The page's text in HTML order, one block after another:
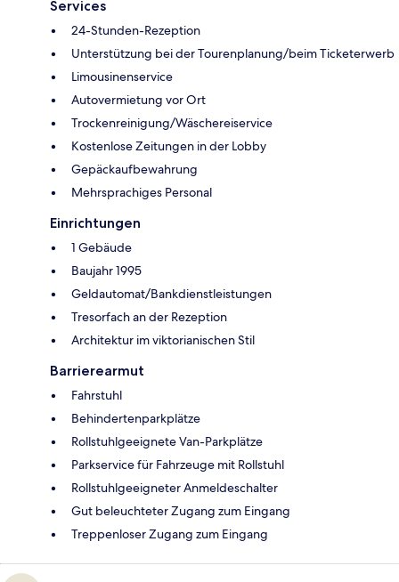
Services
24-Stunden-Rezeption
Unterstützung bei der Tourenplanung/beim Ticketerwerb
Limousinenservice
Autovermietung vor Ort
Trockenreinigung/Wäschereiservice
Kostenlose Zeitungen in der Lobby
Gepäckaufbewahrung
Mehrsprachiges Personal
Einrichtungen
1 Gebäude
Baujahr 1995
Geldautomat/Bankdienstleistungen
Tresorfach an der Rezeption
Architektur im viktorianischen Stil
Barrierearmut
Fahrstuhl
Behindertenparkplätze
Rollstuhlgeeignete Van-Parkplätze
Parkservice für Fahrzeuge mit Rollstuhl
Rollstuhlgeeigneter Anmeldeschalter
Gut beleuchteter Zugang zum Eingang
Treppenloser Zugang zum Eingang